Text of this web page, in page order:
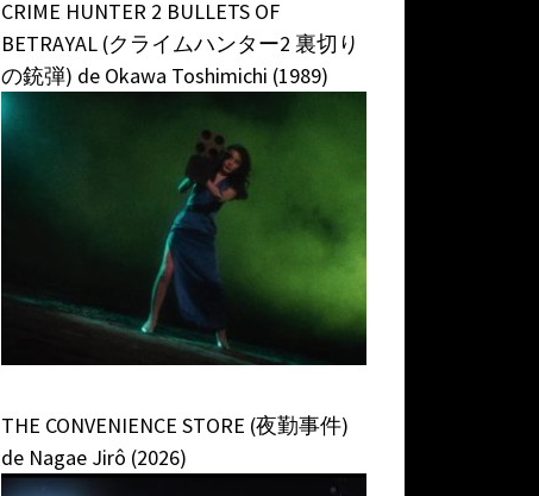
CRIME HUNTER 2 BULLETS OF
BETRAYAL (クライムハンター2 裏切り
の銃弾) de Okawa Toshimichi (1989)
THE CONVENIENCE STORE (夜勤事件)
de Nagae Jirô (2026)